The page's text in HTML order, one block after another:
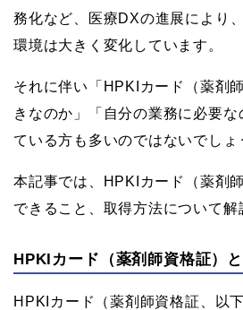
務化など、医療DXの進展により
環境は大きく変化しています。
それに伴い「HPKIカード（薬剤
きなのか」「自分の業務に必要な
ている方も多いのではないでしょ
本記事では、HPKIカード（薬剤
できること、取得方法について解
HPKIカード（薬剤師資格証）
HPKIカード（薬剤師資格証、以